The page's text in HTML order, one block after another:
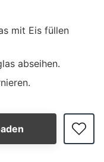
mit Eis füllen
abseihen.